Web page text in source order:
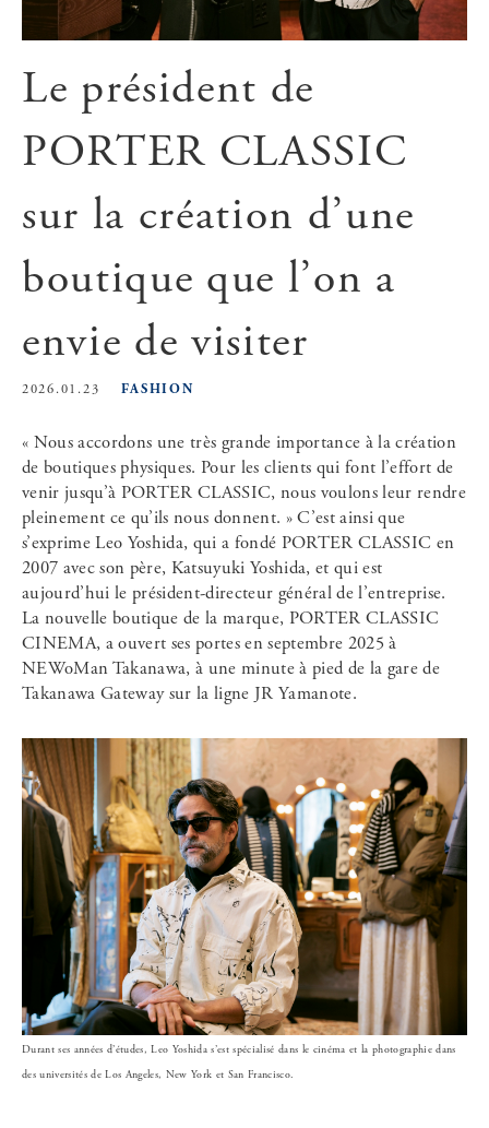
Le président de
PORTER CLASSIC
sur la création d’une
boutique que l’on a
envie de visiter
2026.01.23 FASHION
« Nous accordons une très grande importance à la création
de boutiques physiques. Pour les clients qui font l’effort de
venir jusqu’à PORTER CLASSIC, nous voulons leur rendre
pleinement ce qu’ils nous donnent. » C’est ainsi que
s’exprime Leo Yoshida, qui a fondé PORTER CLASSIC en
2007 avec son père, Katsuyuki Yoshida, et qui est
aujourd’hui le président-directeur général de l’entreprise.
La nouvelle boutique de la marque, PORTER CLASSIC
CINEMA, a ouvert ses portes en septembre 2025 à
NEWoMan Takanawa, à une minute à pied de la gare de
Takanawa Gateway sur la ligne JR Yamanote.
Durant ses années d’études, Leo Yoshida s’est spécialisé dans le cinéma et la photographie dans
des universités de Los Angeles, New York et San Francisco.